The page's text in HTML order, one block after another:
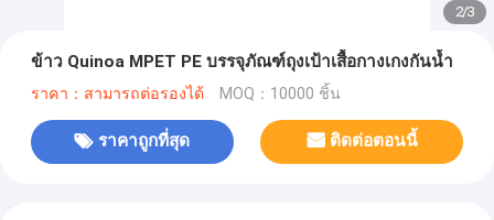
2/3
ข้าว Quinoa MPET PE บรรจุภัณฑ์ถุงเป้าเสื้อกางเกงกันน้ำ
ราคา：สามารถต่อรองได้ MOQ：10000 ชิ้น
ราคาถูกที่สุด ติดต่อตอนนี้